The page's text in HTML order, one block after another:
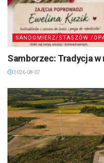
SANDOMIERZ/STASZÓW /
Samborzec: Tradycja
2026-08-07